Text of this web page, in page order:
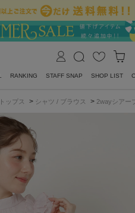
RANKING STAFF SNAP SHOP LIST
トップス > シャツ / ブラウス > 2wayシアー